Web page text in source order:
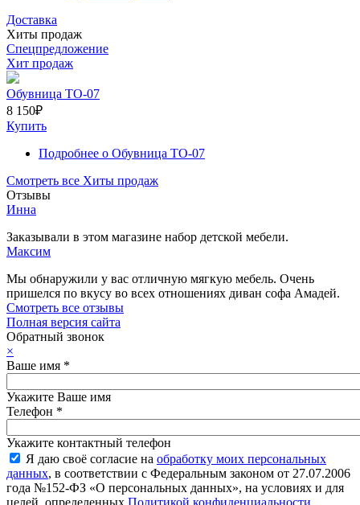
Доставка
Хиты продаж
Спецпредложение
Хит продаж
Обувница ТО-07
8 150₽
Купить
Подробнее о Обувница ТО-07
Смотреть все Хиты продаж
Отзывы
Инна
Заказывали в этом магазине набор детской мебели.
Максим
Мы обнаружили у вас отличную мягкую мебель. Очень
пришелся по вкусу во всех отношениях диван софа Амадей.
Смотреть все отзывы
Полная версия сайта
Обратный звонок
×
Ваше имя *
Укажите Ваше имя
Телефон *
Укажите контактный телефон
Я даю своё согласие на обработку моих персональных
данных, в соответствии с Федеральным законом от 27.07.2006
года №152-ФЗ «О персональных данных», на условиях и для
целей, определенных Политикой конфиденциальности